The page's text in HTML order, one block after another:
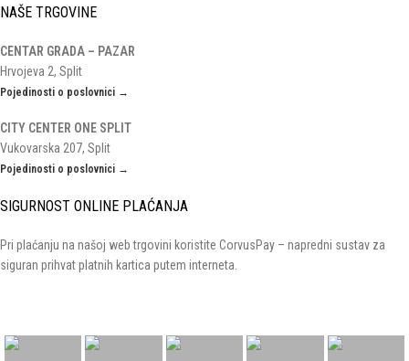
NAŠE TRGOVINE
CENTAR GRADA – PAZAR
Hrvojeva 2, Split
Pojedinosti o poslovnici →
CITY CENTER ONE SPLIT
Vukovarska 207, Split
Pojedinosti o poslovnici →
SIGURNOST ONLINE PLAĆANJA
Pri plaćanju na našoj web trgovini koristite CorvusPay – napredni sustav za
siguran prihvat platnih kartica putem interneta.